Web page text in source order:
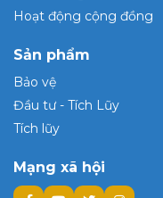
Hoạt động cộng đồng
Sản phẩm
Bảo vệ
Đầu tư - Tích Lũy
Tích lũy
Mạng xã hội